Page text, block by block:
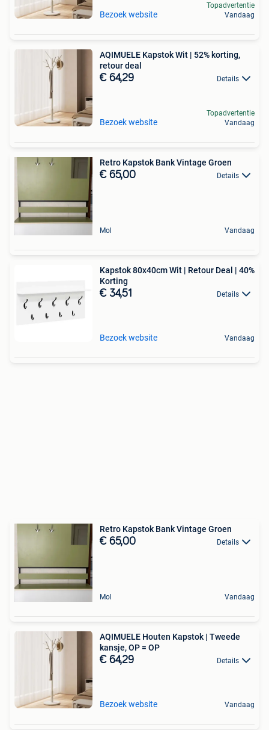
Bezoek website
Topadvertentie
Vandaag
AQIMUELE Kapstok Wit | 52% korting,
retour deal
€ 64,29 Details
Bezoek website
Topadvertentie
Vandaag
Retro Kapstok Bank Vintage Groen
€ 65,00 Details
Mol Vandaag
Kapstok 80x40cm Wit | Retour Deal | 40%
Korting
€ 34,51 Details
Bezoek website Vandaag
Retro Kapstok Bank Vintage Groen
€ 65,00 Details
Mol Vandaag
AQIMUELE Houten Kapstok | Tweede
kansje, OP = OP
€ 64,29 Details
Bezoek website Vandaag